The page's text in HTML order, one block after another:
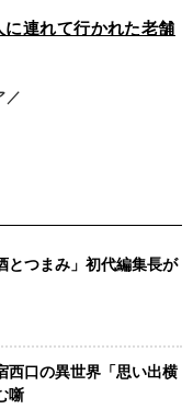
に連れて行かれた老舗
／
とつまみ」初代編集長が
西口の異世界「思い出横
噺